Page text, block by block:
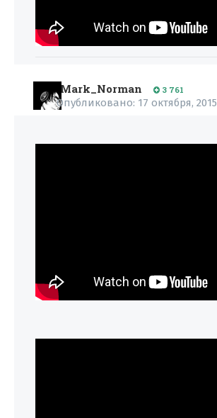
Mark_Norman 3 761
Опубликовано: 17 октября, 2015